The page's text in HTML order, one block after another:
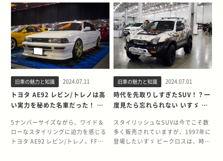
したGT-Rの称号 スカイラインは、
1989年にR32型へのフルモデルチェ
ンジを果たします。同時に、1973年
以来16年ぶりにGT-Rのグレードが
復活しました。このタイミングでの
GT-Rの復活には、単なる最上位グ
レードの設定ではなく、「レースで
勝つ」という明確な目的がありまし
た。 「GT-R」とは、
「GrandTouring」と「Race」を
意味しているといわれています。し
かし、直接的にレースを意識して開
発されたGT-Rは、初代
PGC/KPGC10型とR32型の2モデル
のみです。 あらゆる造形がグループ
Aを意識していた グループA規定は
デルです。普通車でも存在しなかっ
た世界初の仕様を、軽自動車で実現
した点にホンダの高い技術力がうか
がえます。 まず、ミッドシップレイ
アウトを軽自動車で設計するのは、
容易なことではありません。ボディ
サイズが規格で決められているた
め、限られたスペースのなかで座席
後部にエンジンを配置する必要があ
ります。 さらに、フルオープンとい
う仕様も、本格スポーツという方向
性の軽自動車で実現するのは困難で
す。排気量の小さなエンジンで十分
な走行性能を発揮するには、ボディ
の軽量化は欠かせません。しかし、
グレードのツアラーVを筆頭に、ス
ました。 本記事では、ツアラーVを
中心に100系チェイサーの特徴と魅
力を紹介します。 フルモデルチェン
ジでマークⅡと人気を二分した100
系チェイサー マークⅡ3兄弟と呼ば
中心はマークⅡでした。チェイサー
は、3兄弟のなかでもっとも人気が
低かったといわれていますが、100
系では、マークⅡと人気を二分する
ほどの存在感を放ちました。 マーク
Ⅱやクレスタとは違う性格をもたせ
て成功した、チェイサーの開発背景
ルです。 スポーツカーを大衆の身近
な存在にしたスポーツ800の、開発
時の様子と魅力について詳しく紹介
します。 コンセプトカーを見事に実
車化したトヨタ スポーツ800 スポー
ツ800は、2シーターオープンスポー
ツという独特のスタイリングと大衆
す。当初販売予定はなかったもの
の、コンセプトカーの反響が大きか
ったことが量産化につながりまし
た。 大衆車であるパブリカをベース
にしながらも、性能にこだわって設
計されたスポーツ800の誕生背景を
振り返りましょう。 大衆の手の届く
旧車の魅力と知識 2024.07.11
トヨタ AE92 レビン/トレノは高
い実力を秘めた名車だった！ 商
て振り返る
5ナンバーサイズながら、ワイド＆
ローなスタイリングに迫力を感じる
トヨタ AE92 レビン/トレノ。FFへ
旧車の魅力と知識 2024.07.01
時代を先取りしすぎたSUV！？一
度見たら忘れられない いすゞ ビ
スタイリッシュなSUVは今でこそ数
多く販売されていますが、1997年に
登場したいすゞ ビークロスは、時代